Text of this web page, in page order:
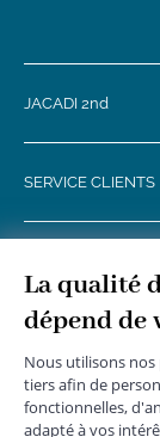
JACADI 2nd
SERVICE CLIENTS
*Livraison express